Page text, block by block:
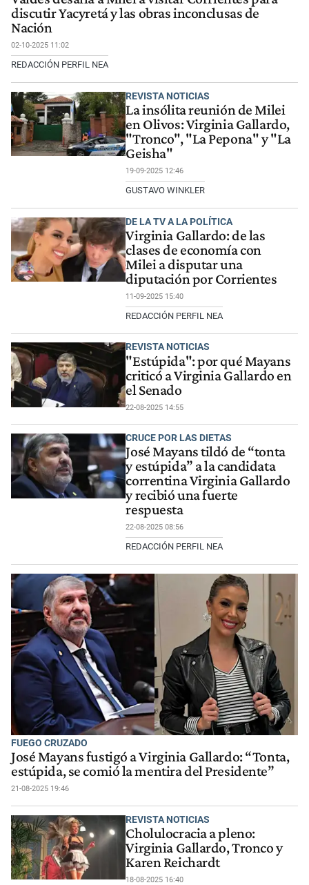
discutir Yacyretá y las obras inconclusas de
Nación
02-10-2025 11:02
REDACCIÓN PERFIL NEA
REVISTA NOTICIAS
La insólita reunión de Milei
en Olivos: Virginia Gallardo,
"Tronco", "La Pepona" y "La
Geisha"
19-09-2025 12:46
GUSTAVO WINKLER
DE LA TV A LA POLÍTICA
Virginia Gallardo: de las
clases de economía con
Milei a disputar una
diputación por Corrientes
11-09-2025 15:40
REDACCIÓN PERFIL NEA
REVISTA NOTICIAS
"Estúpida": por qué Mayans
criticó a Virginia Gallardo en
el Senado
22-08-2025 14:55
CRUCE POR LAS DIETAS
José Mayans tildó de “tonta
y estúpida” a la candidata
correntina Virginia Gallardo
y recibió una fuerte
respuesta
22-08-2025 08:56
REDACCIÓN PERFIL NEA
FUEGO CRUZADO
José Mayans fustigó a Virginia Gallardo: “Tonta,
estúpida, se comió la mentira del Presidente”
21-08-2025 19:46
REVISTA NOTICIAS
Cholulocracia a pleno:
Virginia Gallardo, Tronco y
Karen Reichardt
18-08-2025 16:40